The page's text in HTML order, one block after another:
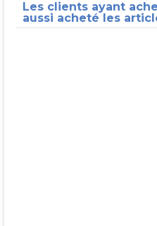
Les clients ayant
aussi acheté les